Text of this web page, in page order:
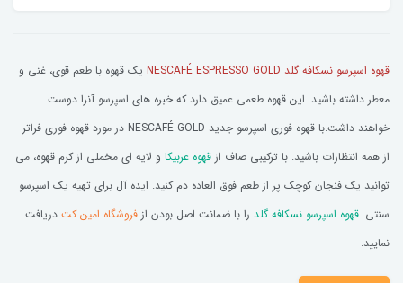
قهوه اسپرسو نسکافه گلد NESCAFÉ ESPRESSO GOLD
یک قهوه با طعم قوی، غنی و
معطر داشته باشید. این قهوه طعمی عمیق دارد که خبره های اسپرسو آنرا دوست
خواهند داشت.با قهوه فوری اسپرسو جدید NESCAFÉ GOLD در مورد قهوه فوری فراتر
از همه انتظارات باشید. با ترکیبی صاف از قهوه عربیکا و لایه ای مخملی از کرم قهوه، می
توانید یک فنجان کوچک پر از طعم فوق العاده دم کنید. ایده آل برای تهیه یک اسپرسو
سنتی. قهوه اسپرسو نسکافه گلد را با ضمانت اصل بودن از فروشگاه امین کت دریافت
نمایید.